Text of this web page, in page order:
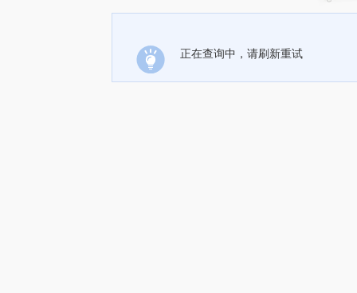
正在查询中，请刷新重试